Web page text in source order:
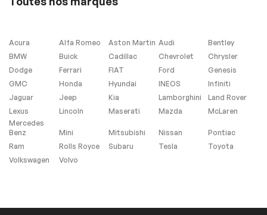
Dispositif auxiliaire
Lecteur MP3
Lecteur de DC
Ordinateur de bord
Intérieur autre
Pas d'Accident
Acura Alfa Romeo Aston Martin Audi
Bentley
BMW
Buick Cadillac Chevrolet
Chrysler
Dodge
Ferrari FIAT Ford
Genesis
GMC
Honda Hyundai INEOS
Infiniti
Jaguar
Jeep Kia Lamborghini
Land Rover
Lexus
Lincoln Maserati Mazda
McLaren
Mercedes
Benz
Mini Mitsubishi Nissan
Pontiac
Ram
Rolls Royce Subaru Tesla
Toyota
Volkswagen
Volvo